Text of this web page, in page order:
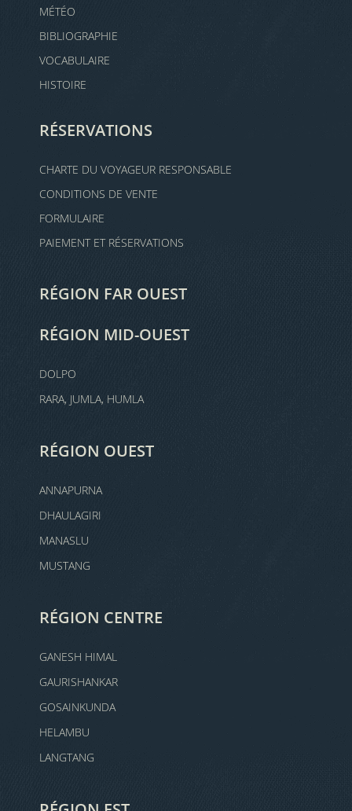
MÉTÉO
BIBLIOGRAPHIE
VOCABULAIRE
HISTOIRE
RÉSERVATIONS
CHARTE DU VOYAGEUR RESPONSABLE
CONDITIONS DE VENTE
FORMULAIRE
PAIEMENT ET RÉSERVATIONS
RÉGION FAR OUEST
RÉGION MID-OUEST
DOLPO
RARA, JUMLA, HUMLA
RÉGION OUEST
ANNAPURNA
DHAULAGIRI
MANASLU
MUSTANG
RÉGION CENTRE
GANESH HIMAL
GAURISHANKAR
GOSAINKUNDA
HELAMBU
LANGTANG